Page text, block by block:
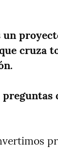
un
cruza
preguntas